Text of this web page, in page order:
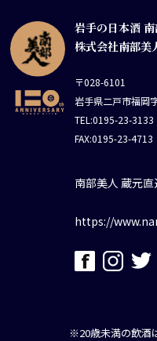
岩手の日本酒
株式会社南部美
〒028-6101
岩手県二戸市福岡
TEL:0195-23-3133
FAX:0195-23-4713
南部美人 蔵元
https://
※20歳未満の飲酒